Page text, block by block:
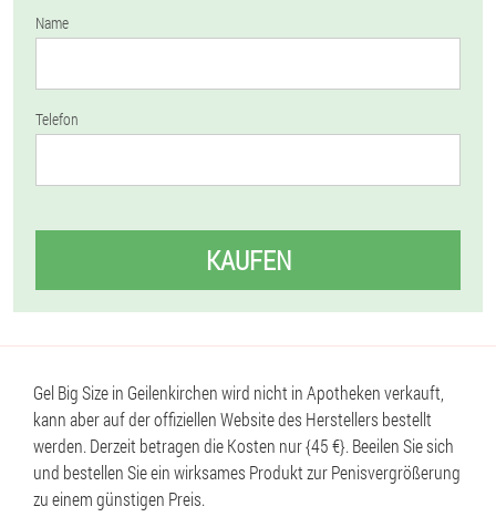
Name
Telefon
KAUFEN
Gel Big Size in Geilenkirchen wird nicht in Apotheken verkauft,
kann aber auf der offiziellen Website des Herstellers bestellt
werden. Derzeit betragen die Kosten nur {45 €}. Beeilen Sie sich
und bestellen Sie ein wirksames Produkt zur Penisvergrößerung
zu einem günstigen Preis.